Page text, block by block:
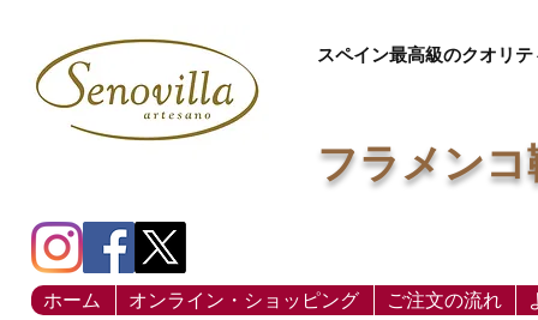
スペイン最高級のクオリ
フラメン
ホーム オンライン・ショッピング ご注文の流れ